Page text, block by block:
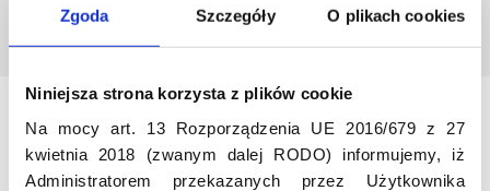
Zgoda Szczegóły O plikach cookies
Niniejsza strona korzysta z plików cookie
Na mocy art. 13 Rozporządzenia UE 2016/679 z 27
kwietnia 2018 (zwanym dalej RODO) informujemy, iż
Administratorem przekazanych przez Użytkownika
Odwiedź nas